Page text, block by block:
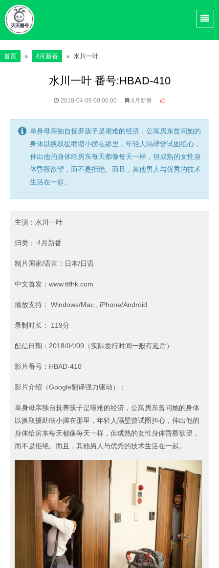
首页 » 4月新番 » 水川一叶
水川一叶 番号:HBAD-410
2018-04-09 00:00:00 4月新番
单身母亲独自抚养孩子是艰难的经济，公寓房东曾问她的
身体以换取援助缩小摆在那里，年轻人隔壁曾试图担心，
伸出他的身体给房东每天都像每天一样，但成熟的女性身
体昏厥欲望，而不是拒绝。而且，其他男人与优秀的技术
生活在一起。
主演：水川一叶
归类： 4月新番
制片国家/语言：日本/日语
中文首发：www.ttfhk.com
播放支持： Windows/Mac , iPhone/Android
录制时长： 119分
配信日期：2018/04/09（实际发行时间一般有延后）
影片番号：HBAD-410
影片介绍（Google翻译强力驱动）：
单身母亲独自抚养孩子是艰难的经济，公寓房东曾问她的身体
以换取援助缩小摆在那里，年轻人隔壁曾试图担心，伸出他的
身体给房东每天都像每天一样，但成熟的女性身体昏厥欲望，
而不是拒绝。而且，其他男人与优秀的技术生活在一起。